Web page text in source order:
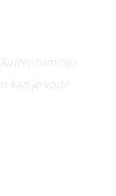
kan je voor